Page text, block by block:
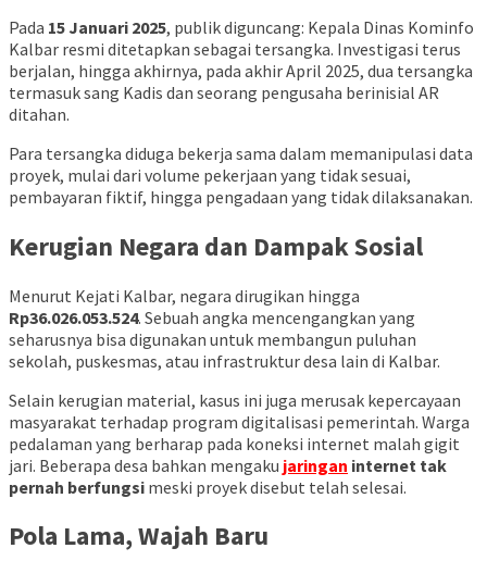
Pada 15 Januari 2025, publik diguncang: Kepala Dinas Kominfo
Kalbar resmi ditetapkan sebagai tersangka. Investigasi terus
berjalan, hingga akhirnya, pada akhir April 2025, dua tersangka
termasuk sang Kadis dan seorang pengusaha berinisial AR
ditahan.
Para tersangka diduga bekerja sama dalam memanipulasi data
proyek, mulai dari volume pekerjaan yang tidak sesuai,
pembayaran fiktif, hingga pengadaan yang tidak dilaksanakan.
Kerugian Negara dan Dampak Sosial
Menurut Kejati Kalbar, negara dirugikan hingga
Rp36.026.053.524. Sebuah angka mencengangkan yang
seharusnya bisa digunakan untuk membangun puluhan
sekolah, puskesmas, atau infrastruktur desa lain di Kalbar.
Selain kerugian material, kasus ini juga merusak kepercayaan
masyarakat terhadap program digitalisasi pemerintah. Warga
pedalaman yang berharap pada koneksi internet malah gigit
jari. Beberapa desa bahkan mengaku jaringan internet tak
pernah berfungsi meski proyek disebut telah selesai.
Pola Lama, Wajah Baru